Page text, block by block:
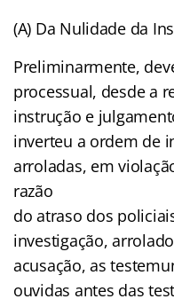
(A) Da Nulidade da
Preliminarmente,
processual, desde a
instrução e
inverteu a ordem de
arroladas, em
razão
do atraso dos
investigação,
acusação, as
ouvidas antes das